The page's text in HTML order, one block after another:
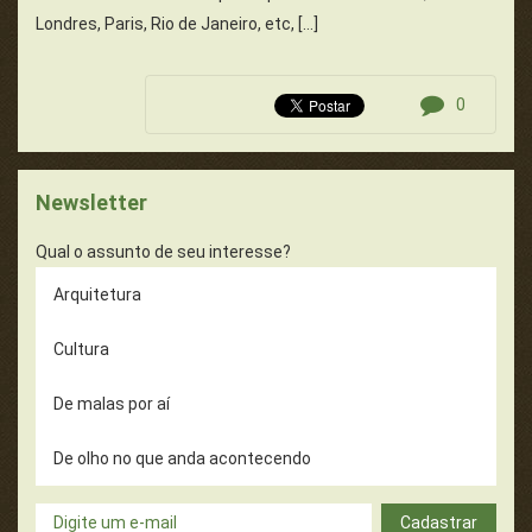
Londres, Paris, Rio de Janeiro, etc, […]
0
Newsletter
Qual o assunto de seu interesse?
Arquitetura
Cultura
De malas por aí
De olho no que anda acontecendo
Dicas úteis Cadastrar